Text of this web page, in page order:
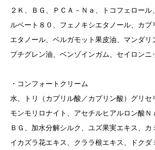
２Ｋ、ＢＧ、ＰＣＡ－Ｎａ、トコフェロール
ルベート８０、フェノキシエタノール、カプ
エタノール、ベルガモット果皮油、マンダリ
プチグレン油、ベンゾインガム、セイロンニ
・コンフォートクリーム
水、トリ（カプリル酸／カプリン酸）グリセ
モンモリロナイト、アセチルヒアルロン酸Ｎ
ＢＧ、加水分解シルク、ユズ果実エキス、カ
イカズラ花エキス、クララ根エキス、ドクダ